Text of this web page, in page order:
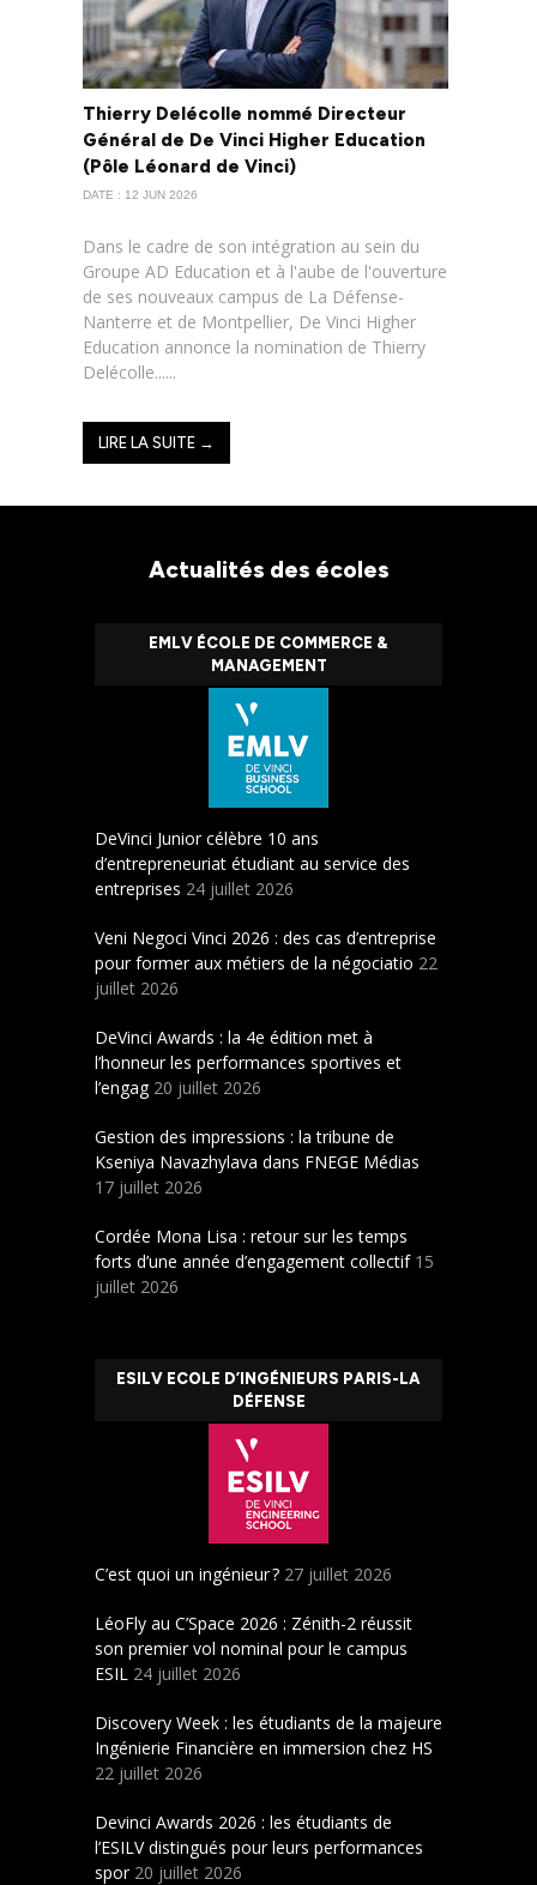
Thierry Delécolle nommé Directeur
Général de De Vinci Higher Education
(Pôle Léonard de Vinci)
DATE : 12 JUN 2026
Dans le cadre de son intégration au sein du
Groupe AD Education et à l'aube de l'ouverture
de ses nouveaux campus de La Défense-
Nanterre et de Montpellier, De Vinci Higher
Education annonce la nomination de Thierry
Delécolle......
LIRE LA SUITE →
Actualités des écoles
EMLV ÉCOLE DE COMMERCE &
MANAGEMENT
DeVinci Junior célèbre 10 ans
d’entrepreneuriat étudiant au service des
entreprises 24 juillet 2026
Veni Negoci Vinci 2026 : des cas d’entreprise
pour former aux métiers de la négociatio 22
juillet 2026
DeVinci Awards : la 4e édition met à
l’honneur les performances sportives et
l’engag 20 juillet 2026
Gestion des impressions : la tribune de
Kseniya Navazhylava dans FNEGE Médias
17 juillet 2026
Cordée Mona Lisa : retour sur les temps
forts d’une année d’engagement collectif 15
juillet 2026
ESILV ECOLE D’INGÉNIEURS PARIS-LA
DÉFENSE
C’est quoi un ingénieur ? 27 juillet 2026
LéoFly au C’Space 2026 : Zénith-2 réussit
son premier vol nominal pour le campus
ESIL 24 juillet 2026
Discovery Week : les étudiants de la majeure
Ingénierie Financière en immersion chez HS
22 juillet 2026
Devinci Awards 2026 : les étudiants de
l’ESILV distingués pour leurs performances
spor 20 juillet 2026